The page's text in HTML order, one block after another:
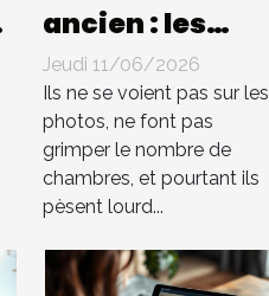
ancien : les
travaux cachés
qui valorisent
vraiment une
propriété
Jeudi 11/06/2026
Ils ne se voient pas sur les
photos, ne font pas
grimper le nombre de
chambres, et pourtant ils
pèsent lourd...